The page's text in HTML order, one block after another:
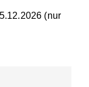
(nur